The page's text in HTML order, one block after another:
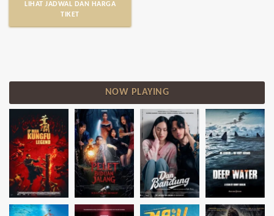
LIHAT JADWAL DAN HARGA
TIKET
NOW PLAYING